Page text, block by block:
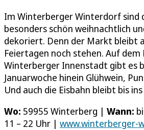
Im Winterberger Winterdorf sind
besonders schön weihnachtlich
dekoriert. Denn der Markt bleibt
Feiertagen noch stehen. Auf
Winterberger Innenstadt gibt es
Januarwoche hinein Glühwein,
Und auch die Eisbahn bleibt bis
Wo: 59955 Winterberg | Wann:
11 – 22 Uhr | www.winterberger-